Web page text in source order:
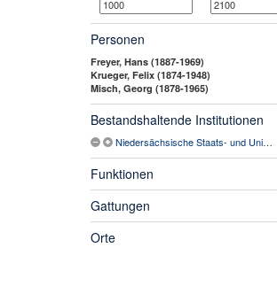
Personen
Freyer, Hans (1887-1969)
Krueger, Felix (1874-1948)
Misch, Georg (1878-1965)
Bestandshaltende Institutionen
Niedersächsische Staats- und Universitätsbibliothek Göttingen
Funktionen
Gattungen
Orte